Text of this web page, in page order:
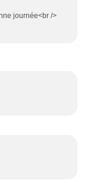
journée<br />